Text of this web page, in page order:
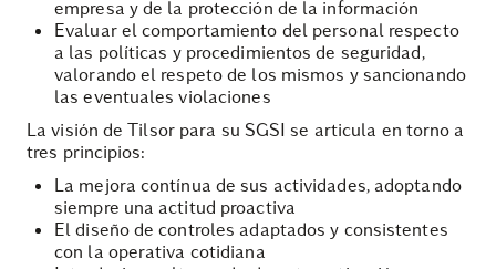
empresa y de la protección de la información
Evaluar el comportamiento del personal respecto
a las políticas y procedimientos de seguridad,
valorando el respeto de los mismos y sancionando
las eventuales violaciones
La visión de Tilsor para su SGSI se articula en torno a
tres principios:
La mejora contínua de sus actividades, adoptando
siempre una actitud proactiva
El diseño de controles adaptados y consistentes
con la operativa cotidiana